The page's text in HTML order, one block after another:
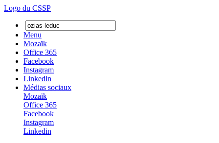
Logo du CSSP
Menu
Mozaïk
Office 365
Facebook
Instagram
Linkedin
Médias sociaux
Mozaïk
Office 365
Facebook
Instagram
Linkedin